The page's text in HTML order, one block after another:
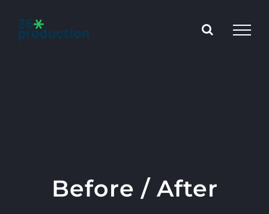
content
Before / After